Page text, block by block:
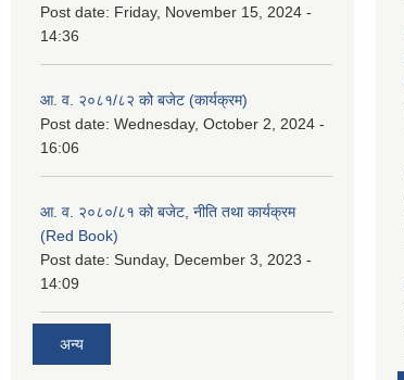
Post date: Friday, November 15, 2024 -
14:36
आ. व. २०८१/८२ को बजेट (कार्यक्रम)
Post date: Wednesday, October 2, 2024 -
16:06
आ. व. २०८०/८१ को बजेट, नीति तथा कार्यक्रम
(Red Book)
Post date: Sunday, December 3, 2023 -
14:09
अन्य